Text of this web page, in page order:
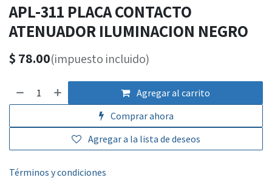
APL-311 PLACA CONTACTO
ATENUADOR ILUMINACION NEGRO
$ 78.00(impuesto incluido)
Agregar al carrito
Comprar ahora
Agregar a la lista de deseos
Términos y condiciones